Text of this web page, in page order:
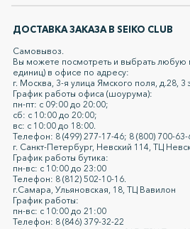
ДОСТАВКА ЗАКАЗА В SEIKO СLUB
Самовывоз.
Вы можете посмотреть и выбрать
единиц) в офисе по адресу:
г. Москва, 3-я улица Ямского поля, д.28, 3
График работы офиса (шоурума):
пн-пт: с 09:00 до 20:00;
сб: c 10:00 до 20:00;
вс: c 10:00 до 18:00.
Телефон: 8 (499) 277-17-46; 8 (800) 700-63-
г. Санкт-Петербург, Невский 114, ТЦ
График работы бутика:
пн-вс: с 10:00 до 23:00
Телефон: 8 (812) 502-10-16.
г.Самара, Ульяновская, 18, ТЦ Вавилон
График работы:
пн-вс: с 10:00 до 21:00
Телефон: 8 (846) 379-32-22